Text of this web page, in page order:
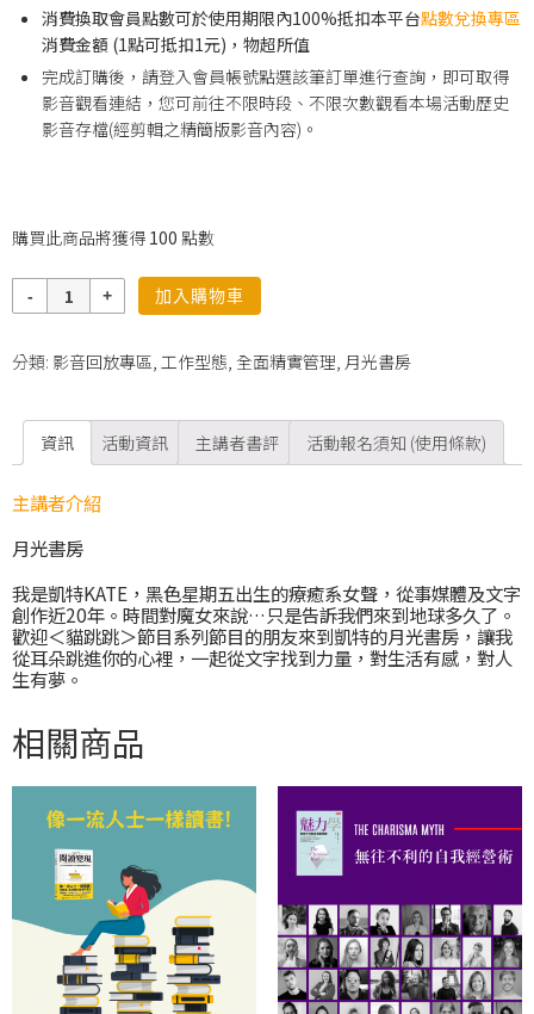
消費換取會員點數可於使用期限內100%抵扣本平台點數兌換專區
消費金額 (1點可抵扣1元)，物超所值
完成訂購後，請登入會員帳號點選該筆訂單進行查詢，即可取得
影音觀看連結，您可前往不限時段、不限次數觀看本場活動歷史
影音存檔(經剪輯之精簡版影音內容)。
購買此商品將獲得 100 點數
量
加入購物車
分類: 影音回放專區 工作型態 全面精實管理 月光書房
資訊 活動資訊 主講者書評 活動報名須知 (使用條款)
主講者介紹
月光書房
我是凱特KATE，黑色星期五出生的療癒系女聲，從事媒體及文字
創作近20年。時間對魔女來說…只是告訴我們來到地球多久了。
歡迎＜貓跳跳＞節目系列節目的朋友來到凱特的月光書房，讓我
從耳朵跳進你的心裡，一起從文字找到力量，對生活有感，對人
生有夢。
相關商品